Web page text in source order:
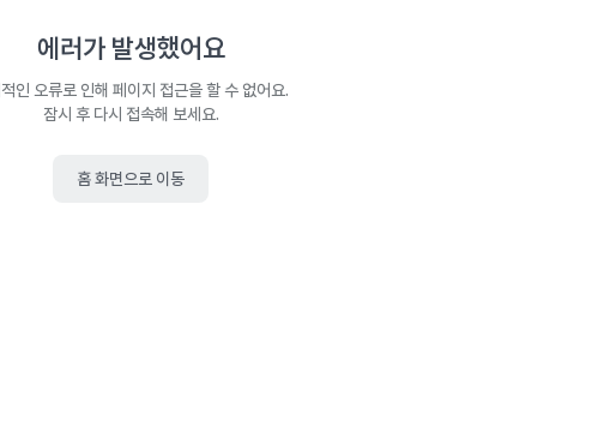
에러가 발생했어요
인 오류로 인해 페이지 접근을 할 수 없어요.
잠시 후 다시 접속해 보세요.
홈 화면으로 이동